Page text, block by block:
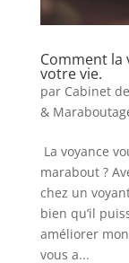
Comment
votre vie.
par Cabinet
&
La voyance
marabout ?
chez un
bien qu’il
améliorer
vous a...